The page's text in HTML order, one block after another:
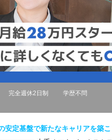
完全週休2日制
学歴不問
安定基盤で新たなキャリアを築こ